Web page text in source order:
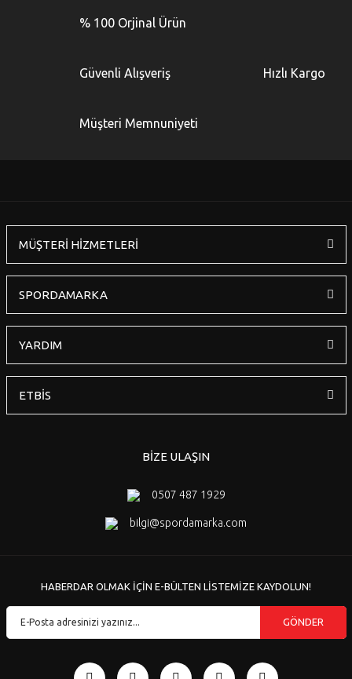
Görüş ve önerileriniz için teşekkür ederiz.
Ürün resmi kalitesiz, bozuk veya görüntülenemiyor.
Gönder
% 100 Orjinal Ürün
Güvenli Alışveriş Hızlı Kargo
Müşteri Memnuniyeti
MÜŞTERİ HİZMETLERİ
SPORDAMARKA
YARDIM
ETBİS
BİZE ULAŞIN
0507 487 1929
bilgi@spordamarka.com
HABERDAR OLMAK İÇİN E-BÜLTEN LİSTEMİZE KAYDOLUN!
GÖNDER